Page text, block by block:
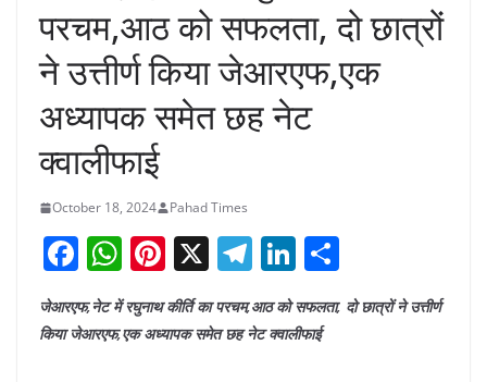
परचम,आठ को सफलता, दो छात्रों
ने उत्तीर्ण किया जेआरएफ,एक
अध्यापक समेत छह नेट
क्वालीफाई
October 18, 2024 Pahad Times
F
a
c
W
h
at
s
Pi
nt
er
X T
e
Li
k
h
ar
जेआरएफ,नेट में रघुनाथ कीर्ति का परचम,आठ को सफलता, दो छात्रों ने उत्तीर्ण
किया जेआरएफ,एक अध्यापक समेत छह नेट क्वालीफाई